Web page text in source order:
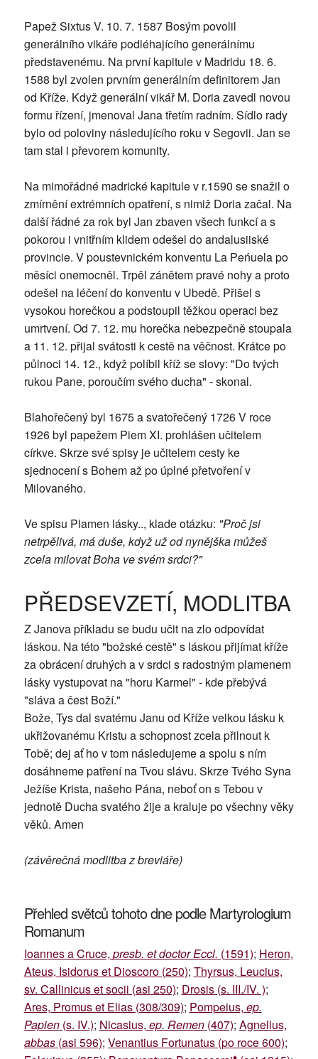
Papež Sixtus V. 10. 7. 1587 Bosým povolil
generálního vikáře podléhajícího generálnímu
představenému. Na první kapitule v Madridu 18. 6.
1588 byl zvolen prvním generálním definitorem Jan
od Kříže. Když generální vikář M. Doria zavedl novou
formu řízení, jmenoval Jana třetím radním. Sídlo rady
bylo od poloviny následujícího roku v Segovii. Jan se
tam stal i převorem komunity.
Na mimořádné madrické kapitule v r.1590 se snažil o
zmírnění extrémních opatření, s nimiž Doria začal. Na
další řádné za rok byl Jan zbaven všech funkcí a s
pokorou i vnitřním klidem odešel do andalusiiské
provincie. V poustevnickém konventu La Peńuela po
měsíci onemocněl. Trpěl zánětem pravé nohy a proto
odešel na léčení do konventu v Ubedě. Přišel s
vysokou horečkou a podstoupil těžkou operaci bez
umrtvení. Od 7. 12. mu horečka nebezpečně stoupala
a 11. 12. přijal svátosti k cestě na věčnost. Krátce po
půlnoci 14. 12., když políbil kříž se slovy: "Do tvých
rukou Pane, poroučím svého ducha" - skonal.
Blahořečený byl 1675 a svatořečený 1726 V roce
1926 byl papežem Piem XI. prohlášen učitelem
církve. Skrze své spisy je učitelem cesty ke
sjednocení s Bohem až po úplné přetvoření v
Milovaného.
Ve spisu Plamen lásky.., klade otázku: "Proč jsi
netrpělivá, má duše, když už od nynějška můžeš
zcela milovat Boha ve svém srdci?"
PŘEDSEVZETÍ, MODLITBA
Z Janova příkladu se budu učit na zlo odpovídat
láskou. Na této "božské cestě" s láskou přijímat kříže
za obrácení druhých a v srdci s radostným plamenem
lásky vystupovat na "horu Karmel" - kde přebývá
"sláva a čest Boží."
Bože, Tys dal svatému Janu od Kříže velkou lásku k
ukřižovanému Kristu a schopnost zcela přilnout k
Tobě; dej ať ho v tom následujeme a spolu s ním
dosáhneme patření na Tvou slávu. Skrze Tvého Syna
Ježíše Krista, našeho Pána, neboť on s Tebou v
jednotě Ducha svatého žije a kraluje po všechny věky
věků. Amen
(závěrečná modlitba z breviáře)
Přehled světců tohoto dne podle Martyrologium
Romanum
Ioannes a Cruce, presb. et doctor Eccl. (1591); Heron,
Ateus, Isidorus et Dioscoro (250); Thyrsus, Leucius,
sv. Callinicus et socii (asi 250); Drosis (s. III./IV. );
Ares, Promus et Elias (308/309); Pompeius, ep.
Papien(s. IV.); Nicasius, ep. Remen(407); Agnellus,
abbas(asi 596); Venantius Fortunatus (po roce 600);